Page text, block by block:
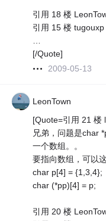
引用 18 楼
引用 15 楼 tugouxp
…
[/Quote]
2009-05-13
LeonTown
[Quote=引用 21 楼
兄弟，问题是char
一个数组。。
要指向数组，可以
char p[4] = {1,3,4};
char (*pp)[4] = p;
引用 20 楼